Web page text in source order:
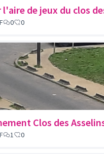
de jeux du clos
0 0
Clos des
1 0